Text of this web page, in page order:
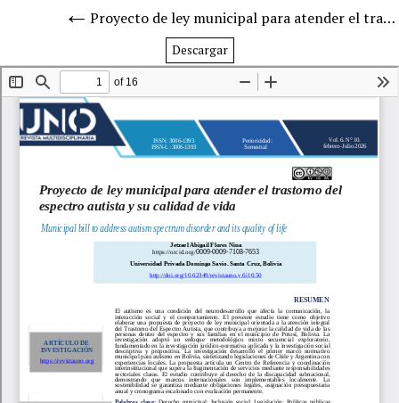
Proyecto de ley municipal para atender el trastorno del espectro autista y su calidad de vida
Descargar